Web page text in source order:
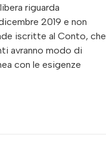
riguarda
2019 e non
iscritte al Conto, che
avranno modo di
con le esigenze